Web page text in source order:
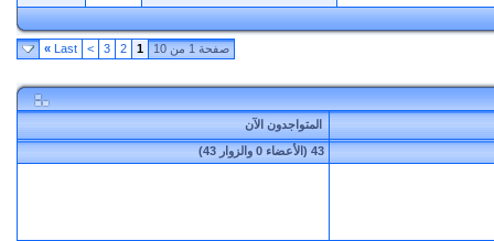
صفحة 1 من 10 1
2
3
>
Last
»
المتواجدون الآن
43 (الأعضاء 0 والزوار 43)